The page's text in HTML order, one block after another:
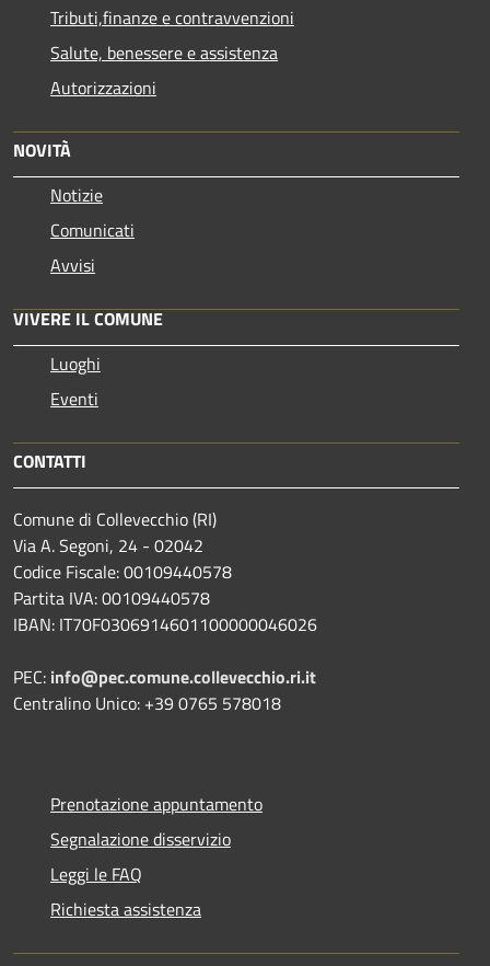
Tributi,finanze e contravvenzioni
Salute, benessere e assistenza
Autorizzazioni
NOVITÀ
Notizie
Comunicati
Avvisi
VIVERE IL COMUNE
Luoghi
Eventi
CONTATTI
Comune di Collevecchio (RI)
Via A. Segoni, 24 - 02042
Codice Fiscale: 00109440578
Partita IVA: 00109440578
IBAN: IT70F0306914601100000046026
PEC: info@pec.comune.collevecchio.ri.it
Centralino Unico: +39 0765 578018
Prenotazione appuntamento
Segnalazione disservizio
Leggi le FAQ
Richiesta assistenza